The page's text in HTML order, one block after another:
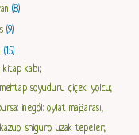
(8)
(9)
(15)
kitap kabı;
soyuduru çiçek: yolcu;
inegöl: oylat mağarası;
ishiguro: uzak tepeler;